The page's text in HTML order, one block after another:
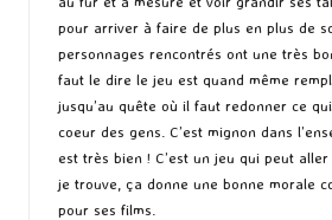
pour arriver à faire de plus en plus de
personnages rencontrés ont une très
faut le dire le jeu est quand même
jusqu’au quête où il faut redonner ce
coeur des gens. C’est mignon dans
est très bien ! C’est un jeu qui peut
je trouve, ça donne une bonne morale
pour ses films.